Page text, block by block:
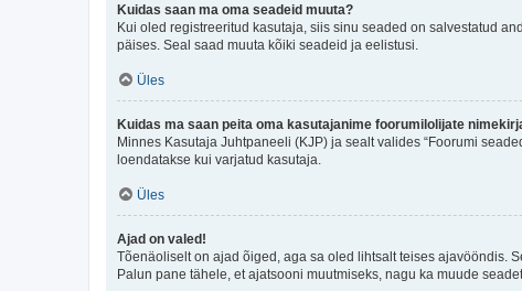
Kuidas saan ma oma seadeid muuta?
Kui oled registreeritud kasutaja, siis sinu seaded on salvestatud
päises. Seal saad muuta kõiki seadeid ja eelistusi.
Üles
Kuidas ma saan peita oma kasutajanime foorumilolijate
Minnes Kasutaja Juhtpaneeli (KJP) ja sealt valides “Foorumi
loendatakse kui varjatud kasutaja.
Üles
Ajad on valed!
Tõenäoliselt on ajad õiged, aga sa oled lihtsalt teises ajavööndis.
Palun pane tähele, et ajatsooni muutmiseks, nagu ka muude